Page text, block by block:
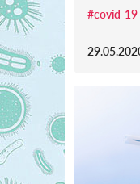
#covid-19